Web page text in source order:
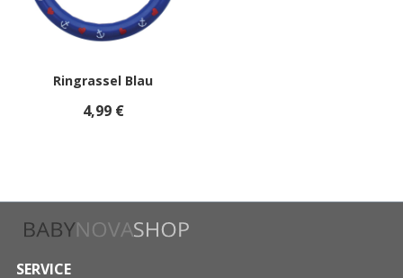
Ringrassel Blau
4,99 €
SERVICE